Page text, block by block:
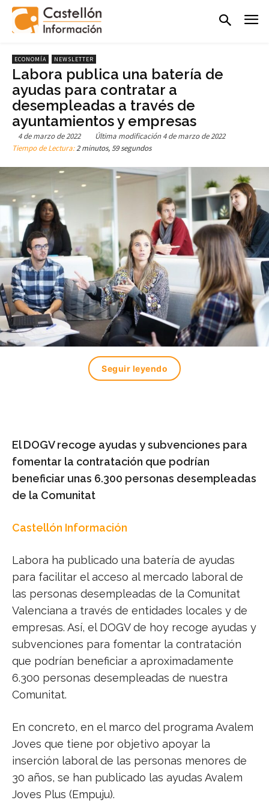
ECONOMÍA NEWSLETTER
Labora publica una batería de
ayudas para contratar a
desempleadas a través de
ayuntamientos y empresas
4 de marzo de 2022 Última modificación 4 de marzo de 2022
Tiempo de Lectura:2 minutos, 59 segundos
Seguir leyendo
El DOGV recoge ayudas y subvenciones para
fomentar la contratación que podrían
beneficiar unas 6.300 personas desempleadas
de la Comunitat
Castellón Información
Labora ha publicado una batería de ayudas
para facilitar el acceso al mercado laboral de
las personas desempleadas de la Comunitat
Valenciana a través de entidades locales y de
empresas. Así, el DOGV de hoy recoge ayudas y
subvenciones para fomentar la contratación
que podrían beneficiar a aproximadamente
6.300 personas desempleadas de nuestra
Comunitat.
En concreto, en el marco del programa Avalem
Joves que tiene por objetivo apoyar la
inserción laboral de las personas menores de
30 años, se han publicado las ayudas Avalem
Joves Plus (Empuju).